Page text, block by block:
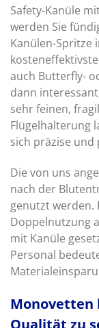
Safety-Kanüle
werden Sie
Kanülen-Spritze
auch Butterfly-
dann
sehr feinen,
Flügelhalterung
sich präzise
Die von uns
nach der
genutzt werden.
Doppelnutzung
mit Kanüle
Personal
Monovetten
Qualität zu